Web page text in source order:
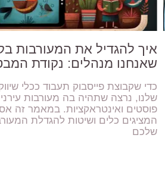
איך להגדיל את המעורבות
שאנחנו מנהלים: נקודת
כדי שקבוצת פייסבוק תעבוד ככלי
שלנו, נרצה שתהיה בה מעורבות
פוסטים ואינטראקציות. במאמר זה
המציגים כלים ושיטות להגדלת
שלכם